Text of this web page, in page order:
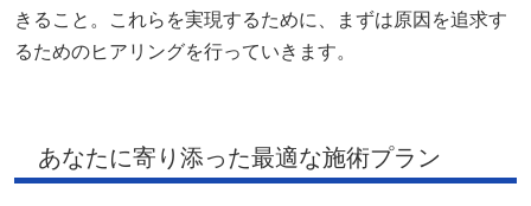
きること。これらを実現するために、まずは原因を追求す
るためのヒアリングを行っていきます。
あなたに寄り添った最適な施術プラン